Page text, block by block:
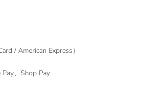
/ American Express）
Pay、Shop Pay